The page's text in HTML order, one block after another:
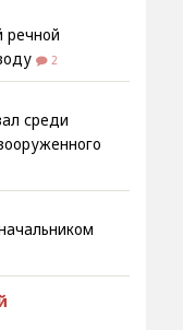
речной
2
среди